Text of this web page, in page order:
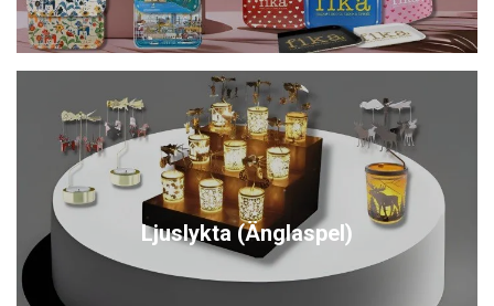
Ljuslykta (Änglaspel)